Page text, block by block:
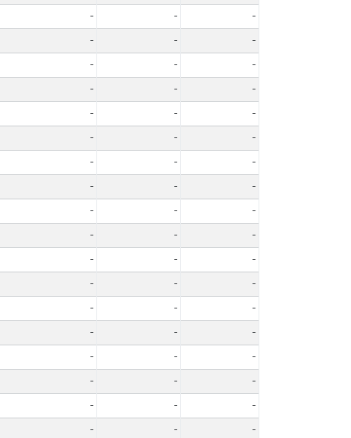
- -
-
- -
-
- -
-
- -
-
- -
-
- -
-
- -
-
- -
-
- -
-
- -
-
- -
-
- -
-
- -
-
- -
-
- -
-
- -
-
- -
-
- -
-